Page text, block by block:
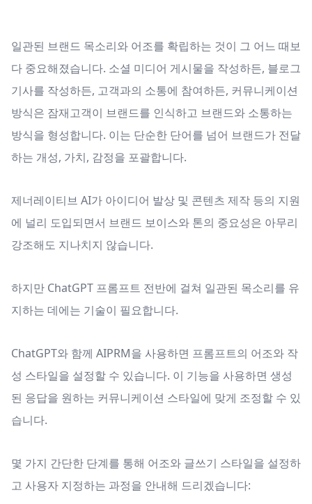
일관된 브랜드 목소리와 어조를 확립하는 것이 그 어느 때보
다 중요해졌습니다. 소셜 미디어 게시물을 작성하든, 블로그
기사를 작성하든, 고객과의 소통에 참여하든, 커뮤니케이션
방식은 잠재고객이 브랜드를 인식하고 브랜드와 소통하는
방식을 형성합니다. 이는 단순한 단어를 넘어 브랜드가 전달
하는 개성, 가치, 감정을 포괄합니다.
제너레이티브 AI가 아이디어 발상 및 콘텐츠 제작 등의 지원
에 널리 도입되면서 브랜드 보이스와 톤의 중요성은 아무리
강조해도 지나치지 않습니다.
하지만 ChatGPT 프롬프트 전반에 걸쳐 일관된 목소리를 유
지하는 데에는 기술이 필요합니다.
ChatGPT와 함께 AIPRM을 사용하면 프롬프트의 어조와 작
성 스타일을 설정할 수 있습니다. 이 기능을 사용하면 생성
된 응답을 원하는 커뮤니케이션 스타일에 맞게 조정할 수 있
습니다.
몇 가지 간단한 단계를 통해 어조와 글쓰기 스타일을 설정하
고 사용자 지정하는 과정을 안내해 드리겠습니다: